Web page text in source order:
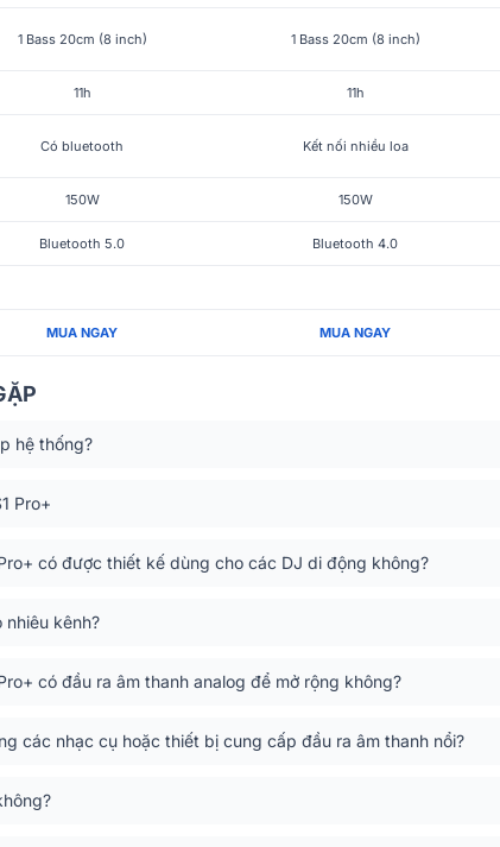
1 Bass 20cm (8 inch) 1 Bass 20cm (8 inch)
11h 11h
Có bluetooth Kết nối nhiều loa
150W 150W
Bluetooth 5.0 Bluetooth 4.0
MUA NGAY MUA NGAY
hệ thống?
Pro+
có được thiết kế dùng cho các DJ di động không?
nhiêu kênh?
có đầu ra âm thanh analog để mở rộng không?
các nhạc cụ hoặc thiết bị cung cấp đầu ra âm thanh nổi?